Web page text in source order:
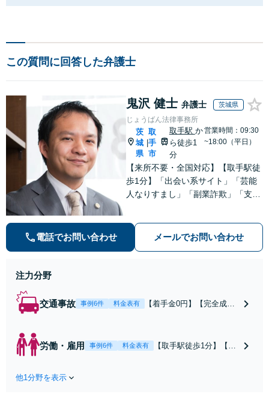
この質問に回答した弁護士
鬼沢 健士 弁護士 茨城県
じょうばん法律事務所
茨
城
県
|
取
手
市
取手駅 か
ら徒歩1
分
営業時間：09:30
~18:00（平日）
【来所不要・全国対応】【取手駅徒
歩1分】「出会い系サイト」「芸能
人なりすまし」「副業詐欺」「支援
は不当解雇・雇い止め・残業代未払
いの相談【完全成功報酬制】【相談
電話でお問い合わせ メールでお問い合わせ
注力分野
交通事故 事例6件 料金表有
【着手金0円】【完全成功
績多数あり！3カ月以内ス
ピード解決／示談金0円→5
労働・雇用 事例6件 料金表有
【取手駅徒歩1分】【オ
他1分野を表示